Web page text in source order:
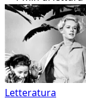
Letteratura